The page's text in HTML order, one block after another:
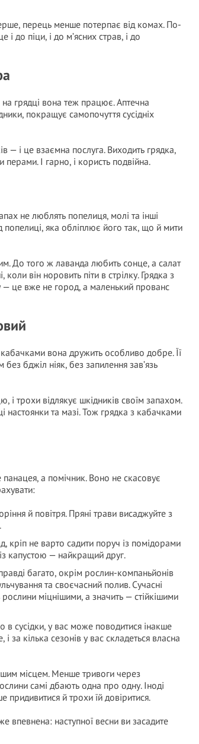
перець менше потерпає від комах. По-
до піци, і до м’ясних страв, і до
грядці вона теж працює. Аптечна
покращує самопочуття сусідніх
— і це взаємна послуга. Виходить грядка,
І гарно, і користь подвійна.
не люблять попелиця, молі та інші
попелиці, яка обліплює його так, що й мити
До того ж лаванда любить сонце, а салат
коли він норовить піти в стрілку. Грядка з
— це вже не город, а маленький прованс
вона дружить особливо добре. Її
бджіл ніяк, без запилення зав’язь
трохи відлякує шкідників своїм запахом.
та мазі. Тож грядка з кабачками
а помічник. Воно не скасовує
й повітря. Пряні трави висаджуйте з
кріп не варто садити поруч із помідорами
капустою — найкращий друг.
багато, окрім рослин-компаньйонів
та своєчасний полив. Сучасні
міцнішими, а значить — стійкішими
сусідки, у вас може поводитися інакше
за кілька сезонів у вас складеться власна
місцем. Менше тривоги через
самі дбають одна про одну. Іноді
й трохи їй довіритися.
впевнена: наступної весни ви засадите